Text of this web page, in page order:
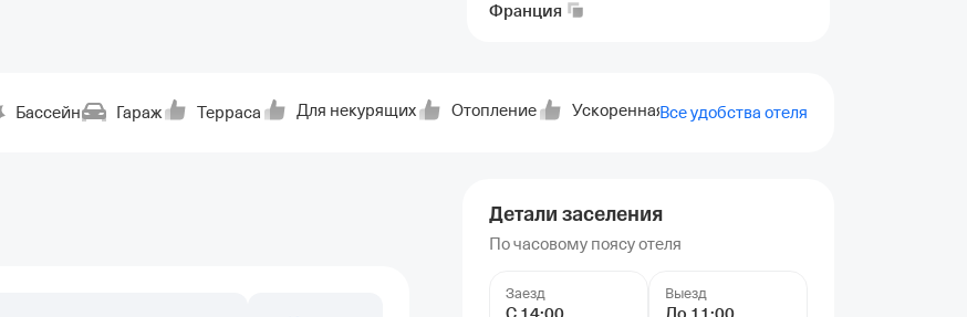
Франция
Бассейн Гараж Терраса Для некурящих Отопление Ускоренная регистрация заезда
Все удобства отеля
Детали заселения
По часовому поясу отеля
Заезд Выезд